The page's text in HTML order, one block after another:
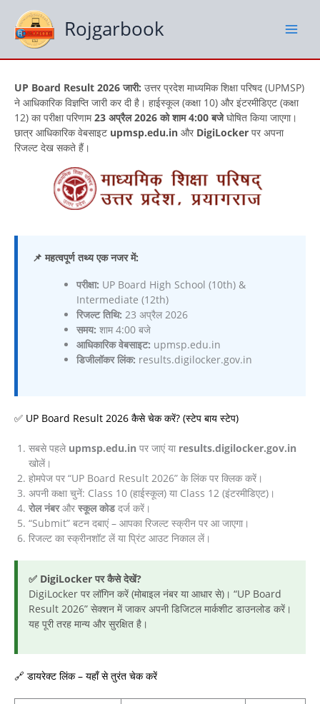
content
Rojgarbook
UP Board Result 2026 जारी: उत्तर प्रदेश माध्यमिक शिक्षा परिषद (UPMSP)
ने आधिकारिक विज्ञप्ति जारी कर दी है। हाईस्कूल (कक्षा 10) और इंटरमीडिएट (कक्षा
12) का परीक्षा परिणाम23 अप्रैल 2026 को शाम 4:00 बजेघोषित किया जाएगा।
छात्र आधिकारिक वेबसाइट upmsp.edu.in और DigiLocker पर अपना
रिजल्ट देख सकते हैं।
📌 महत्वपूर्ण तथ्य एक नजर में:
परीक्षा: UP Board High School (10th) &
Intermediate (12th)
रिजल्ट तिथि: 23 अप्रैल 2026
समय: शाम 4:00 बजे
आधिकारिक वेबसाइट: upmsp.edu.in
डिजीलॉकर लिंक: results.digilocker.gov.in
✅ UP Board Result 2026 कैसे चेक करें? (स्टेप बाय स्टेप)
सबसे पहले upmsp.edu.in पर जाएं या results.digilocker.gov.in
खोलें।
होमपेज पर “UP Board Result 2026” के लिंक पर क्लिक करें।
अपनी कक्षा चुनें: Class 10 (हाईस्कूल) या Class 12 (इंटरमीडिएट)।
रोल नंबरऔर स्कूल कोडदर्ज करें।
“Submit” बटन दबाएं – आपका रिजल्ट स्क्रीन पर आ जाएगा।
रिजल्ट का स्क्रीनशॉट लें या प्रिंट आउट निकाल लें।
✅ DigiLocker पर कैसे देखें?
DigiLocker पर लॉगिन करें (मोबाइल नंबर या आधार से)। “UP Board
Result 2026” सेक्शन में जाकर अपनी डिजिटल मार्कशीट डाउनलोड करें।
यह पूरी तरह मान्य और सुरक्षित है।
🔗 डायरेक्ट लिंक – यहाँ से तुरंत चेक करें